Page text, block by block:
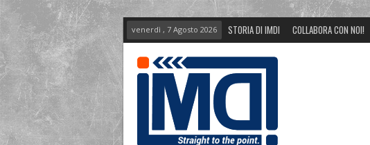
venerdì , 7 Agosto 2026 STORIA DI IMDI COLLABORA CON NOI!